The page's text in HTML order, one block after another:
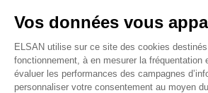
Vos données vous
ELSAN utilise sur ce site des cookies
fonctionnement, à en mesurer la fréquentation
évaluer les performances des campagnes
personnaliser votre consentement au moyen
Nous rejoindre
Devenir fournisseur